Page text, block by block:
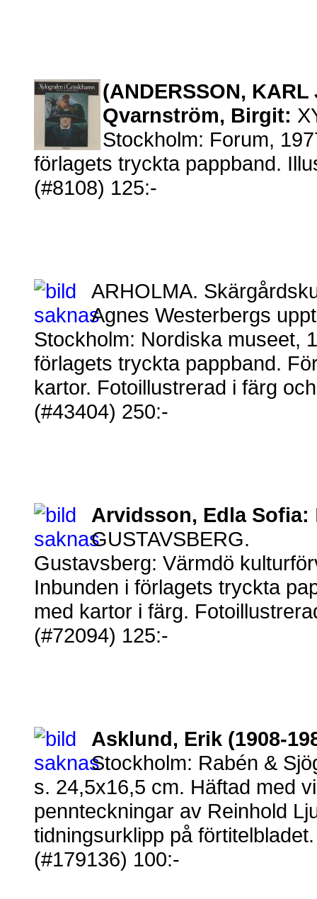
(ANDERSSON,
Qvarnström, Birgit:
Stockholm: Forum,
förlagets tryckta pappband.
(#8108) 125:-
ARHOLMA.
Agnes Westerbergs
Stockholm: Nordiska museet,
förlagets tryckta pappband.
kartor. Fotoillustrerad i färg
(#43404) 250:-
Arvidsson, Edla Sofia:
GUSTAVSBERG.
Gustavsberg: Värmdö
Inbunden i förlagets tryckta
med kartor i färg.
(#72094) 125:-
Asklund, Erik (1908-
Stockholm: Rabén &
s. 24,5x16,5 cm. Häftad med
pennteckningar av Reinhold
tidningsurklipp på förtitelbladet.
(#179136) 100:-